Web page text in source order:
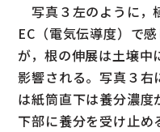
写真３左のように，
EC（電気伝導度）で
が，根の伸展は土壌中
影響される。写真３右
は紙筒直下は養分濃度
下部に養分を受け止